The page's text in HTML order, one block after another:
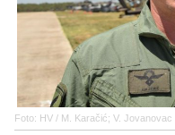
Foto: HV / M. Karačić; V. Jovanovac